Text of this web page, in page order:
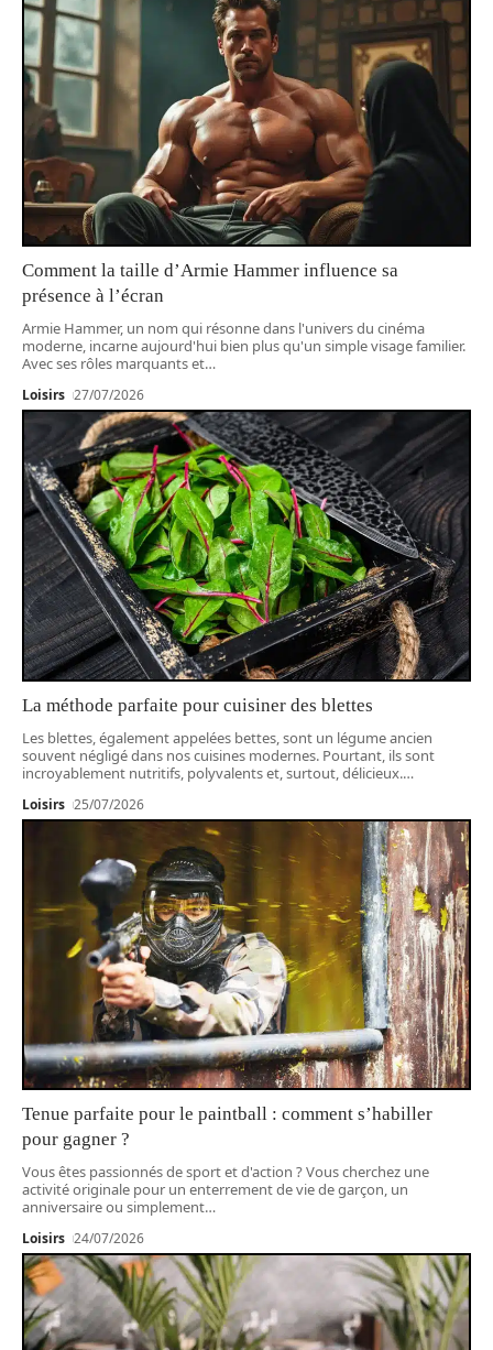
Comment la taille d’Armie Hammer influence sa
présence à l’écran
Armie Hammer, un nom qui résonne dans l'univers du cinéma
moderne, incarne aujourd'hui bien plus qu'un simple visage familier.
Avec ses rôles marquants et…
Loisirs 27/07/2026
La méthode parfaite pour cuisiner des blettes
Les blettes, également appelées bettes, sont un légume ancien
souvent négligé dans nos cuisines modernes. Pourtant, ils sont
incroyablement nutritifs, polyvalents et, surtout, délicieux.…
Loisirs 25/07/2026
Tenue parfaite pour le paintball : comment s’habiller
pour gagner ?
Vous êtes passionnés de sport et d'action ? Vous cherchez une
activité originale pour un enterrement de vie de garçon, un
anniversaire ou simplement…
Loisirs 24/07/2026